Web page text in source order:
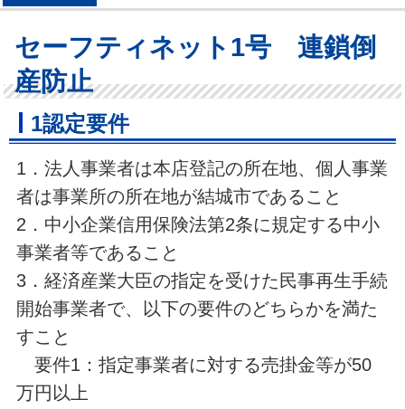
セーフティネット1号 連鎖倒
産防止
1認定要件
1．法人事業者は本店登記の所在地、個人事業
者は事業所の所在地が結城市であること
2．中小企業信用保険法第2条に規定する中小
事業者等であること
3．経済産業大臣の指定を受けた民事再生手続
開始事業者で、以下の要件のどちらかを満た
すこと
要件1：指定事業者に対する売掛金等が50
万円以上